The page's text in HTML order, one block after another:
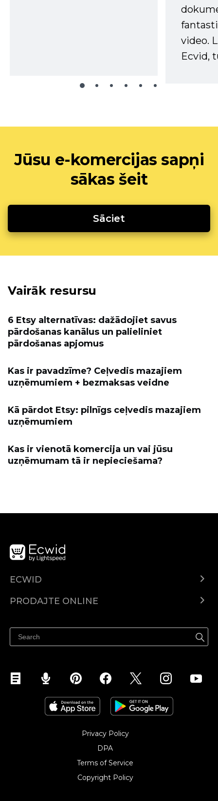
video.
Ecvid,
Jūsu e-komercijas sapņi
sākas šeit
Sāciet
Vairāk resursu
6 Etsy alternatīvas: dažādojiet savus
pārdošanas kanālus un palieliniet
pārdošanas apjomus
Kas ir pavadzīme? Ceļvedis mazajiem
uzņēmumiem + bezmaksas veidne
Kā pārdot Etsy: pilnīgs ceļvedis mazajiem
uzņēmumiem
Kas ir vienotā komercija un vai jūsu
uzņēmumam tā ir nepieciešama?
ECWID
PRODAJTE ONLINE
Privacy Policy
DPA
Terms of Service
Copyright Policy‎